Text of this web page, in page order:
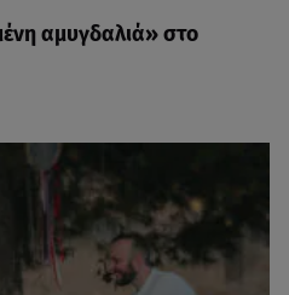
αμυγδαλιά» στο